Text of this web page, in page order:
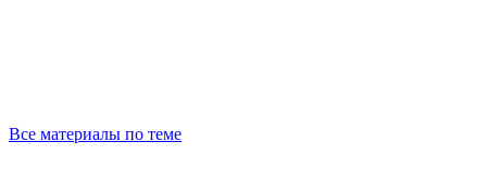
Все материалы по теме